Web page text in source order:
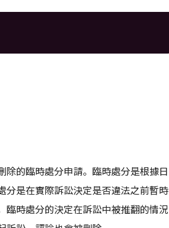
的臨時處分申請。臨時處分是根據日
分是在實際訴訟決定是否違法之前暫時
時處分的決定在訴訟中被推翻的情況